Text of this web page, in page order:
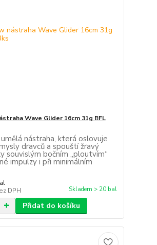
Wave Glider 16cm 31g BFL
nástraha, která oslovuje
dravců a spouští žravý
souvislým bočním „ploutvím“
impulzy i při minimálním
DPH Skladem > 20 bal
Přidat do košíku